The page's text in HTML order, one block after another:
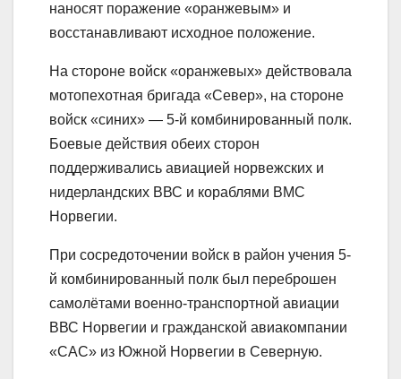
наносят поражение «оранжевым» и
восстанавливают исходное положение.
На стороне войск «оранжевых» действовала
мотопехотная бригада «Север», на стороне
войск «синих» — 5-й комбинированный полк.
Боевые действия обеих сторон
поддерживались авиацией норвежских и
нидерландских ВВС и кораблями ВМС
Норвегии.
При сосредоточении войск в район учения 5-
й комбинированный полк был переброшен
самолётами военно-транспортной авиации
ВВС Норвегии и гражданской авиакомпании
«САС» из Южной Норвегии в Северную.